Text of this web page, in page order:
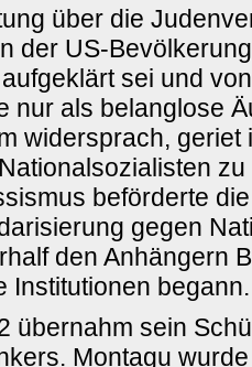
über die
der US-
sei und
nur als belanglose
widersprach, geriet
beförderte
gegen
den Anhängern
Institutionen begann.
übernahm sein
Montagu